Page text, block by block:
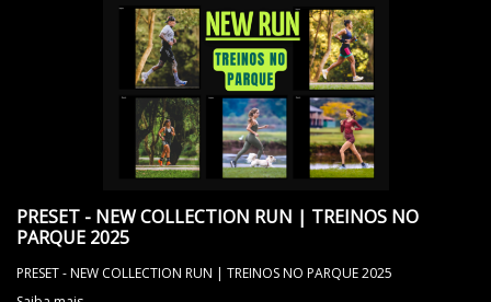
PRESET - NEW COLLECTION RUN | TREINOS NO
PARQUE 2025
PRESET - NEW COLLECTION RUN | TREINOS NO PARQUE 2025